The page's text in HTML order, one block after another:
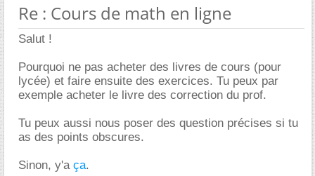
Re : Cours de math en ligne
Salut !
Pourquoi ne pas acheter des livres de cours (pour
lycée) et faire ensuite des exercices. Tu peux par
exemple acheter le livre des correction du prof.
Tu peux aussi nous poser des question précises si tu
as des points obscures.
Sinon, y'a ça.